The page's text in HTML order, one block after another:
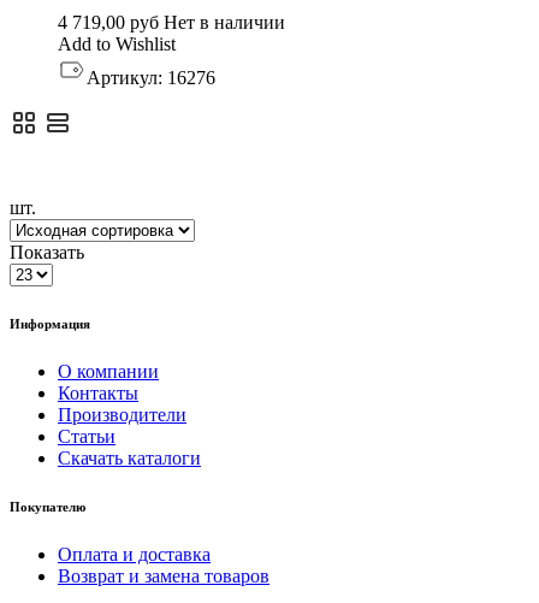
4 719,00 руб Нет в наличии
Add to Wishlist
Артикул: 16276
шт.
Показать
Информация
О компании
Контакты
Производители
Статьи
Скачать каталоги
Покупателю
Оплата и доставка
Возврат и замена товаров